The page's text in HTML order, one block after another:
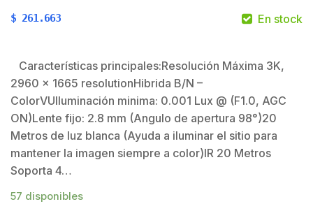
$
$ 261.663 En stock
Características principales:Resolución Máxima 3K,
2960 × 1665 resolutionHibrida B/N –
ColorVUIluminación minima: 0.001 Lux @ (F1.0, AGC
ON)Lente fijo: 2.8 mm (Angulo de apertura 98°)20
Metros de luz blanca (Ayuda a iluminar el sitio para
mantener la imagen siempre a color)IR 20 Metros
Soporta 4…
57 disponibles